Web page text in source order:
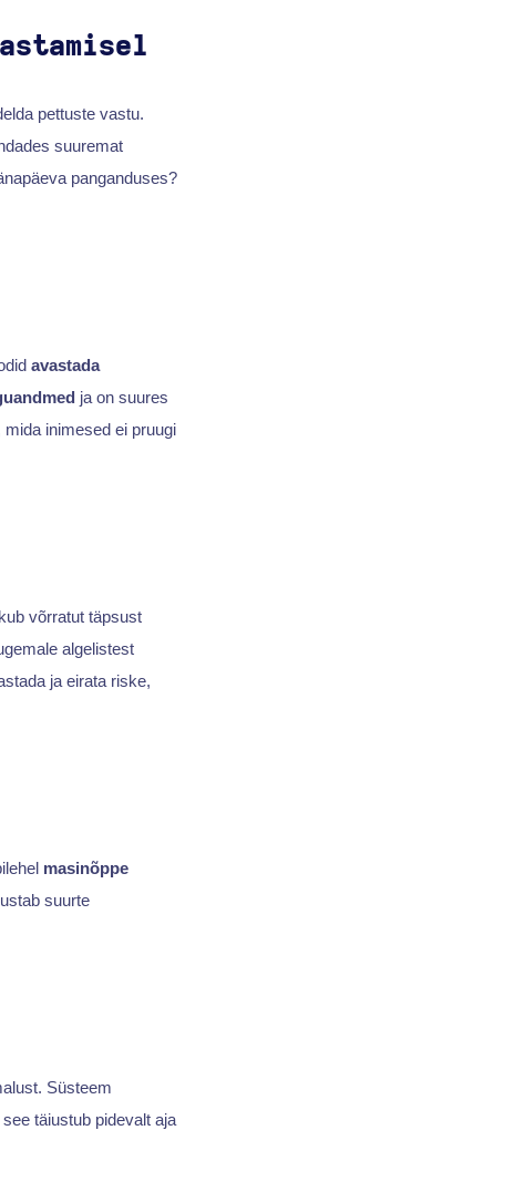
pettuste vastu.
suuremat
panganduses?
avastada
ja on suures
inimesed ei pruugi
võrratut täpsust
algelistest
ja eirata riske,
masinõppe
suurte
Süsteem
täiustub pidevalt aja